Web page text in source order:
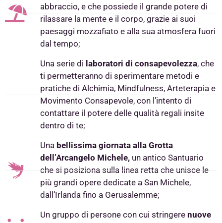
abbraccio, e che possiede il grande potere di
rilassare la mente e il corpo, grazie ai suoi
paesaggi mozzafiato e alla sua atmosfera fuori
dal tempo;
Una serie di laboratori di consapevolezza, che
ti permetteranno di sperimentare metodi e
pratiche di Alchimia, Mindfulness, Arteterapia e
Movimento Consapevole, con l’intento di
contattare il potere delle qualità regali insite
dentro di te;
Una bellissima giornata alla Grotta
dell’Arcangelo Michele,un antico Santuario
che si posiziona sulla linea retta che unisce le
più grandi opere dedicate a San Michele,
dall’Irlanda fino a Gerusalemme;
Un gruppo di persone con cui stringere nuove